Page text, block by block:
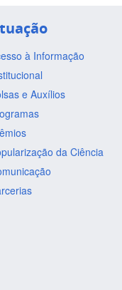
à Informação
e Auxílios
da Ciência